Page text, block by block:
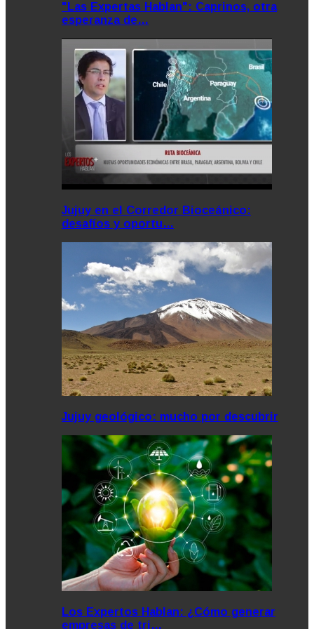
"Las Expertas Hablan": Caprinos, otra
esperanza de…
Jujuy en el Corredor Bioceánico:
desafíos y oportu…
Jujuy geológico: mucho por descubrir
Los Expertos Hablan: ¿Cómo generar
empresas de tri…